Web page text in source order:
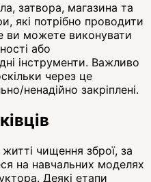
затвора, магазина та
які потрібно проводити
ви можете виконувати
або
інструменти. Важливо
через це
ненадійно закріплені.
чищення зброї, за
на навчальних моделях
Деякі етапи